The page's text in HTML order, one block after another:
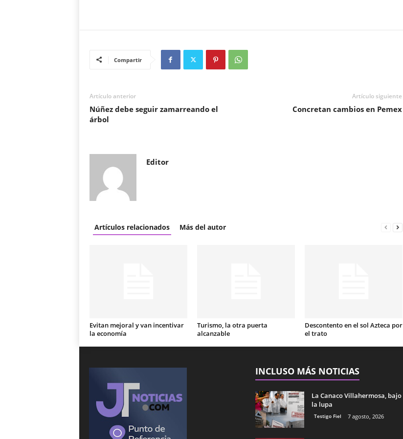
Compartir
Artículo anterior
Núñez debe seguir zamarreando el
árbol
Artículo siguiente
Concretan cambios en Pemex
Editor
Artículos relacionados Más del autor
Evitan mejoral y van incentivar
la economía
Turismo, la otra puerta
alcanzable
Descontento en el sol Azteca por
el trato
INCLUSO MÁS NOTICIAS
La Canaco Villahermosa, bajo
la lupa
Testigo Fiel 7 agosto, 2026